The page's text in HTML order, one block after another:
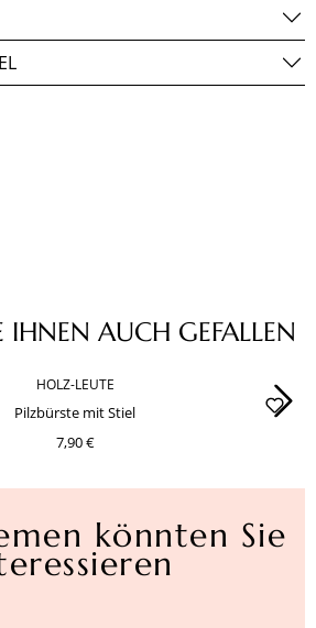
AUCH GEFALLEN
HOLZ-LEUTE
Pilzbürste mit Stiel
7,90 €
könnten Sie